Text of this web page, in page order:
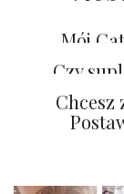
Mój
Czy
Chcesz